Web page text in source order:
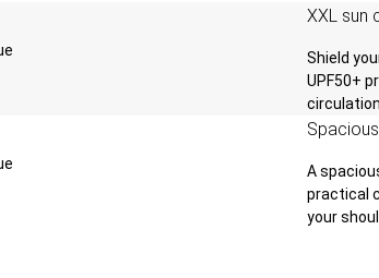
XXL sun
Shield
UPF50+
A
practical
your